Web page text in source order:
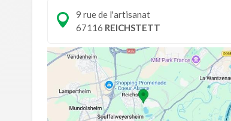
9 rue de l'artisanat
67116 REICHSTETT